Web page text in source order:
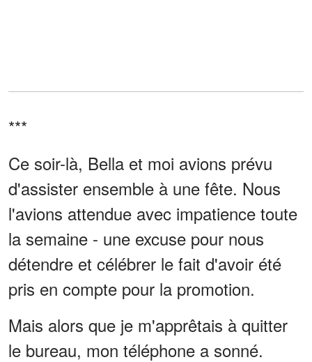
***
Ce soir-là, Bella et moi avions prévu
d'assister ensemble à une fête. Nous
l'avions attendue avec impatience toute
la semaine - une excuse pour nous
détendre et célébrer le fait d'avoir été
pris en compte pour la promotion.
Mais alors que je m'apprêtais à quitter
le bureau, mon téléphone a sonné.